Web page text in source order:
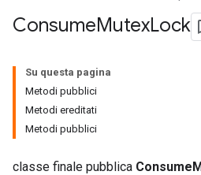
ConsumeMutexLock
Su questa pagina
Metodi pubblici
Metodi ereditati
Metodi pubblici
classe finale pubblica